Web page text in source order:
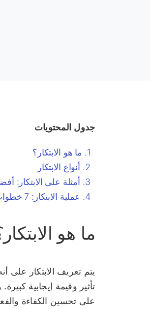
جدول المحتويات
ما هو الابتكار؟
أنواع الابتكار
أمثلة على الابتكار: أفضل 10 في مختلف
عملية الابتكار: 7 خطوات رئيسية
ما هو
يتم تعريف الابتكار على
تأثير وقيمة إيجابية
على تحسين الكفاءة